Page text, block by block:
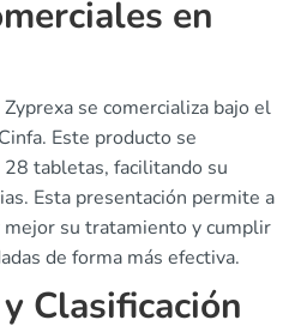
en
se comercializa bajo el
Este producto se
tabletas, facilitando su
Esta presentación permite a
su tratamiento y cumplir
de forma más efectiva.
Clasificación